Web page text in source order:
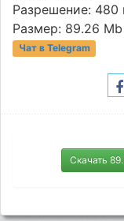
Разрешение: 480
Размер: 89.26 Mb
Чат в Telegram
Скачать